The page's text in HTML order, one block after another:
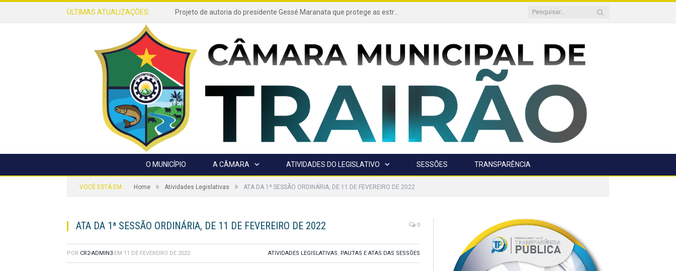
ÚLTIMAS ATUALIZAÇÕES: Projeto de autoria do presidente Gessé Maranata que protege as estradas vicinais de Trairão é transformado em lei
O MUNICÍPIO A CÂMARA ATIVIDADES DO LEGISLATIVO SESSÕES TRANSPARÊNCIA
VOCÊ ESTÁ EM: Home » Atividades Legislativas » ATA DA 1ª SESSÃO ORDINÁRIA, DE 11 DE FEVEREIRO DE 2022
ATA DA 1ª SESSÃO ORDINÁRIA, DE 11 DE FEVEREIRO DE 2022 0
POR CR2-ADMIN3 EM 11 DE FEVEREIRO DE 2022 ATIVIDADES LEGISLATIVAS, PAUTAS E ATAS DAS SESSÕES